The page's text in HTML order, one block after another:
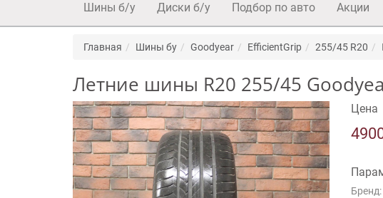
Шины б/у Диски б/у Подбор по авто Акции
Главная Шины бу Goodyear EfficientGrip 255/45 R20
Летние шины R20 255/45
Цена